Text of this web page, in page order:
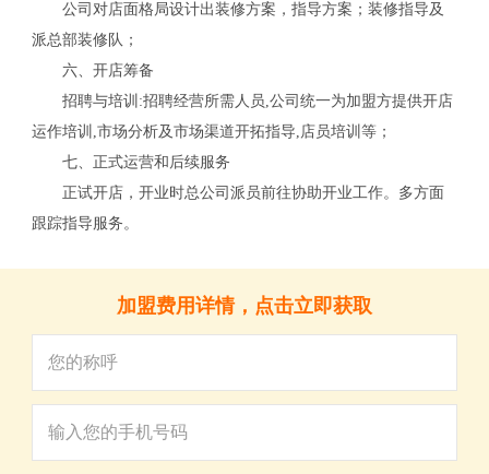
关
公司对店面格局设计出装修方案，指导方案；装修指导及
派总部装修队；
六、开店筹备
招聘与培训:招聘经营所需人员,公司统一为加盟方提供开店
运作培训,市场分析及市场渠道开拓指导,店员培训等；
七、正式运营和后续服务
正试开店，开业时总公司派员前往协助开业工作。多方面
跟踪指导服务。
加盟费用详情，点击立即获取